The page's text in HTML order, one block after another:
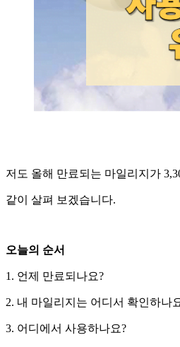
저도 올해 만료되는 마일리지가
같이 살펴 보겠습니다.
오늘의 순서
1. 언제 만료되나요?
2. 내 마일리지는 어디서 확인하나
3. 어디에서 사용하나요?